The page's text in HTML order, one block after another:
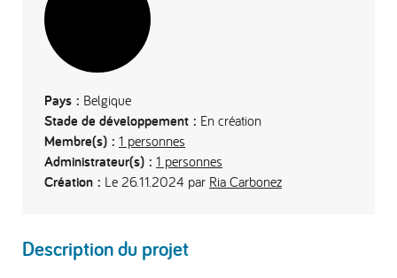
Pays : Belgique
Stade de développement : En création
Membre(s) : 1 personnes
Administrateur(s) : 1 personnes
Création : Le 26.11.2024 par Ria Carbonez
Description du projet